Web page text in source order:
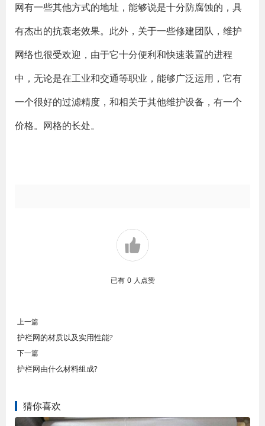
网有一些其他方式的地址，能够说是十分防腐蚀的，具
有杰出的抗衰老效果。此外，关于一些修建团队，维护
网络也很受欢迎，由于它十分便利和快速装置的进程
中，无论是在工业和交通等职业，能够广泛运用，它有
一个很好的过滤精度，和相关于其他维护设备，有一个
价格。网格的长处。
已有 0 人点赞
上一篇
护栏网的材质以及实用性能?
下一篇
护栏网由什么材料组成?
猜你喜欢